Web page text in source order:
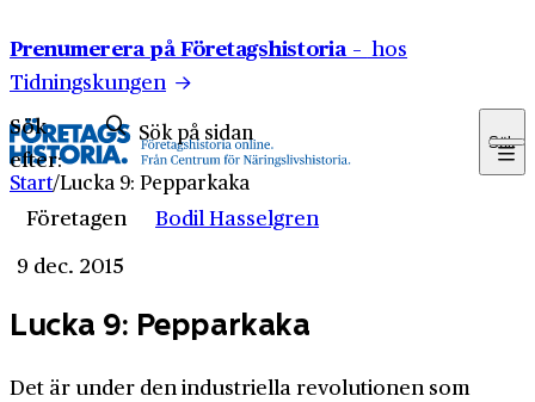
Prenumerera på Företagshistoria – hos
Tidningskungen
Sök
efter:
Sök
Start/Lucka 9: Pepparkaka
Företagen
Bodil Hasselgren
9 dec. 2015
Lucka 9: Pepparkaka
Det är under den industriella revolutionen som